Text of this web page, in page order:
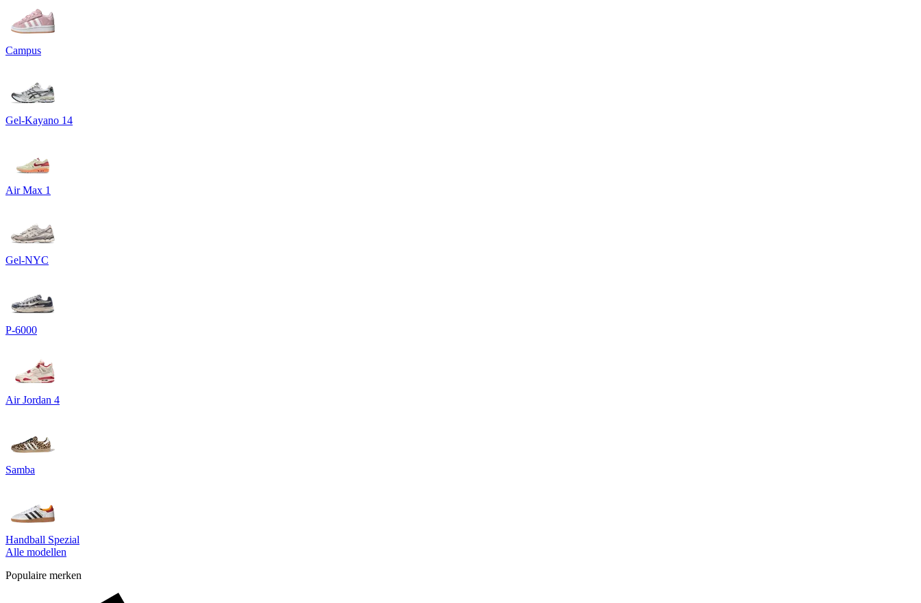
Campus
Gel-Kayano 14
Air Max 1
Gel-NYC
P-6000
Air Jordan 4
Samba
Handball Spezial
Alle modellen
Populaire merken